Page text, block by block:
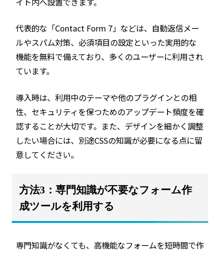
代表的な「Contact Form 7」などは、自動返信メー
ルやスパム対策、必須項目の設定といった実用的な
機能を無料で備えており、多くのユーザーに利用され
ています。
導入時は、利用中のテーマや他のプラグインとの相
性、セキュリティを保つためのアップデート頻度を確
認することが大切です。また、デザインを細かく調整
したい場合には、別途CSSの知識が必要になる点に留
意してください。
方法3：専門知識が不要なフォーム作
成ツールを利用する
専門知識がなくても、高機能なフォームを短時間で作